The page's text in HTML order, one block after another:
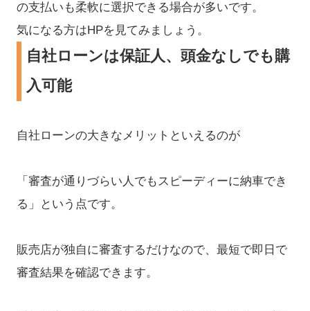
の支払いも柔軟に選択できる場合が多いです。
気になる方はHPを見てみましょう。
自社ローンは保証人、頭金なしでも購
入可能
自社ローンの大きなメリットといえるのが
「審査が通りづらい人でもスピーディーに納車でき
る」という点です。
販売店が独自に審査するだけなので、最短で即日で
審査結果を確認できます。